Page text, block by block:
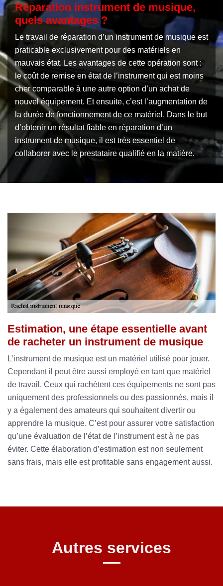
Réparation instrument de musique,
quels avantages ?
Le travail de réparation d’un instrument de musique est
praticable exclusivement pour des matériels en
mauvais état. Les avantages de cette opération sont :
le coût de remise en état de l’instrument qui est moins
cher comparable à une autre option d’un achat de
nouvel équipement. Et ensuite, c’est l’augmentation de
la durée de fonctionnement de ce matériel. Dans le but
d’obtenir un résultat fiable en réparation d’un
instrument de musique, il est très essentiel de
collaborer avec le prestataire qualifié en la matière.
Estimation, une étape essentielle avant
de racheter un instrument de musique
L’instrument de musique est un matériel utilisé pour jouer.
Cependant il peut être aussi employé en tant que matériel
de travail. Ceux qui rachètent ces équipements ne sont pas
uniquement des professionnels ou des passionnés, mais il
y a également des amateurs qui souhaitent divertir ou
apprendre la musique. C’est pour assurer votre satisfaction
qu’une évaluation de l’état de l’instrument est à ne pas
éviter. Cette élaboration d’estimation est non seulement
sans frais, mais elle est profitable sans engagement aussi.
Autres services